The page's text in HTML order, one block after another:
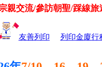
親交流/參訪朝聖/踩線
友善列印 列印金廈行